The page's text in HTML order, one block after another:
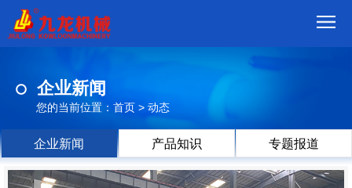
品
视
企业新闻
您的当前位置： 首页 > 动态
企业新闻 产品知识 专题报道